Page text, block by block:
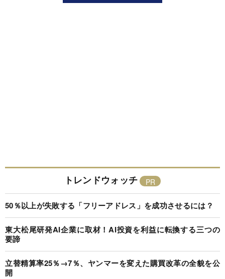
トレンドウォッチ
50％以上が失敗する「フリーアドレス」を成功させるには？
東大松尾研発AI企業に取材！AI投資を利益に転換する三つの
要諦
立替精算率25％→7％、ヤンマーを変えた購買改革の全貌を公
開